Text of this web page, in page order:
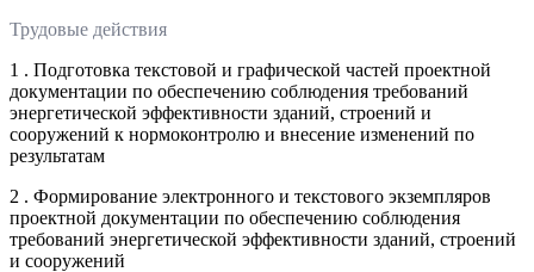
Трудовые действия
1 . Подготовка текстовой и графической частей проектной
документации по обеспечению соблюдения требований
энергетической эффективности зданий, строений и
сооружений к нормоконтролю и внесение изменений по
результатам
2 . Формирование электронного и текстового экземпляров
проектной документации по обеспечению соблюдения
требований энергетической эффективности зданий, строений
и сооружений